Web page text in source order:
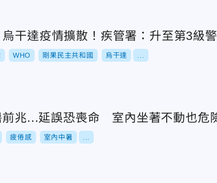
烏干達疫情擴散！疾管署：升至第3級
WHO 剛果民主共和國 烏干達
前兆...延誤恐喪命 室內坐著不動也危
疲倦感 室內中暑